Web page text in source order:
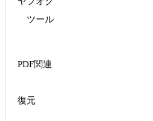
ツール
PDF関連
復元